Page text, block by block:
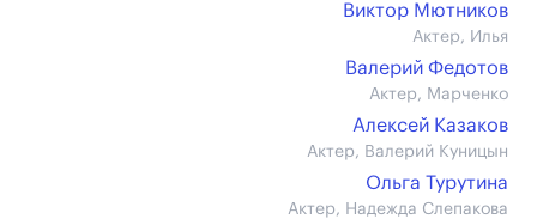
Виктор Мютников
Актер, Илья
Валерий Федотов
Актер, Марченко
Алексей Казаков
Актер, Валерий Куницын
Ольга Турутина
Актер, Надежда Слепакова